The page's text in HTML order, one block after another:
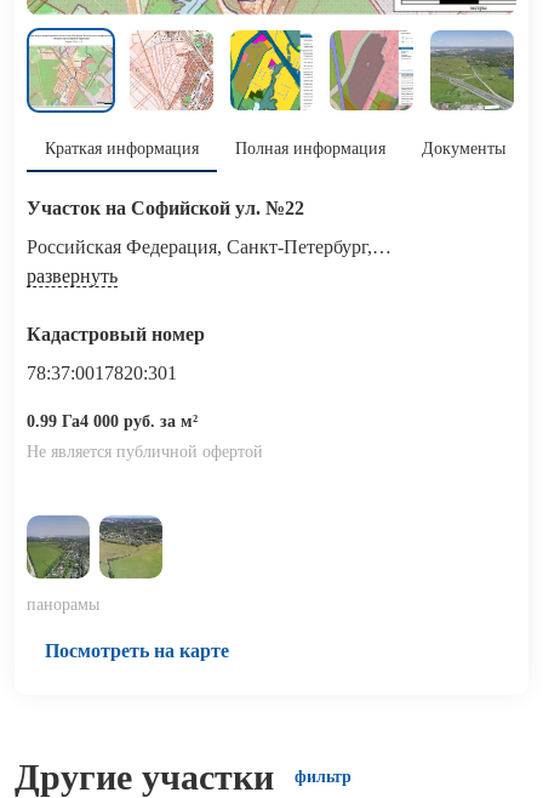
Краткая информация Полная информация Документы
Участок на Софийской ул. №22
Российская Федерация, Санкт-Петербург,
внутригородское муниципальное образование города
Славянка, территория предприятия "Ленсоветовское",
участок 22
развернуть
Кадастровый номер
78:37:0017820:301
0.99 Га4 000 руб. за м²
Не является публичной офертой
панорамы
Посмотреть на карте
Другие участки фильтр